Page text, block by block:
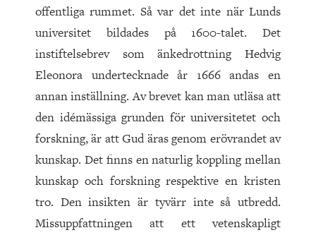
offentliga rummet. Så var det inte när Lunds
universitet bildades på 1600-talet. Det
instiftelsebrev som änkedrottning Hedvig
Eleonora undertecknade år 1666 andas en
annan inställning. Av brevet kan man utläsa att
den idémässiga grunden för universitetet och
forskning, är att Gud äras genom erövrandet av
kunskap. Det finns en naturlig koppling mellan
kunskap och forskning respektive en kristen
tro. Den insikten är tyvärr inte så utbredd.
Missuppfattningen att ett vetenskapligt